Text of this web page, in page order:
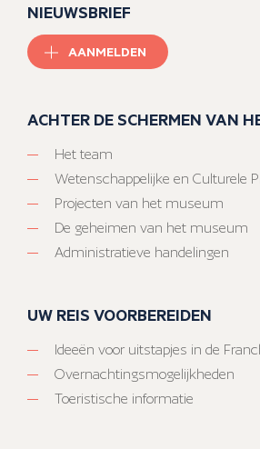
NIEUWSBRIEF
AANMELDEN
ACHTER DE SCHERMEN VAN
Het team
Wetenschappelijke en Culturele
Projecten van het museum
De geheimen van het museum
Administratieve handelingen
UW REIS VOORBEREIDEN
Ideeën voor uitstapjes in de
Overnachtingsmogelijkheden
Toeristische informatie